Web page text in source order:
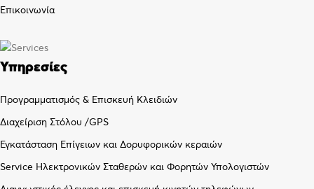
Επικοινωνία
Υπηρεσίες
Προγραμματισμός & Επισκευή Κλειδιών
Διαχείριση Στόλου /GPS
Εγκατάσταση Επίγειων και Δορυφορικών κεραιών
Service Ηλεκτρονικών Σταθερών και Φορητών Υπολογιστών